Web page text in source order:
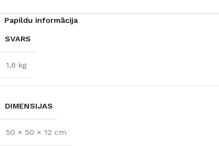
Papildu informācija
SVARS
1,8 kg
DIMENSIJAS
50 × 50 × 12 cm